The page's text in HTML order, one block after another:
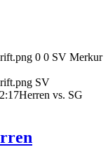
0 0 SV Merkur
SV
Herren vs. SG